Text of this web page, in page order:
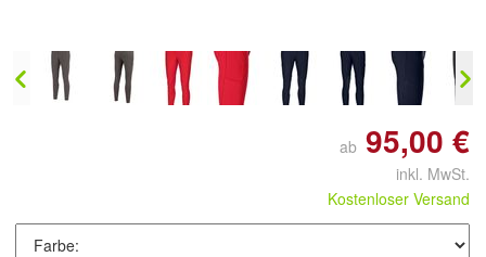
ab 95,00 €
inkl. MwSt.
Kostenloser Versand